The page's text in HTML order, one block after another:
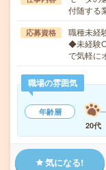
付随する
応募資格
職種未経
◆未経験
で気軽に
職場の雰囲気
年齢層
20代
気になる!